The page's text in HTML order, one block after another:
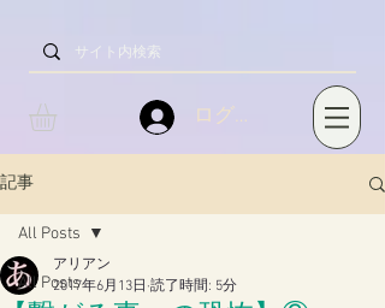
ログイン
記事
All Posts
All Posts
アリアン
2017年6月13日 読了時間: 5分